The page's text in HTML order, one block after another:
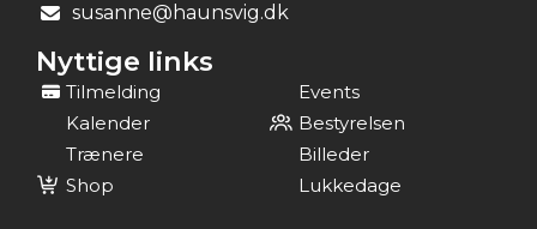
susanne@haunsvig.dk
Nyttige links
Tilmelding
Events
Kalender
Bestyrelsen
Trænere
Billeder
Shop
Lukkedage